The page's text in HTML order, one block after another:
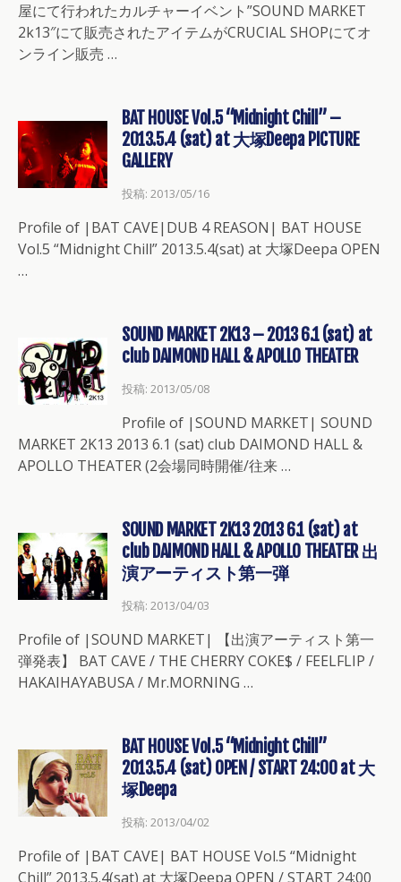
屋にて行われたカルチャーイベント”SOUND MARKET
2k13″にて販売されたアイテムがCRUCIAL SHOPにてオ
ンライン販売 …
BAT HOUSE Vol.5 “Midnight Chill” –
2013.5.4 (sat) at 大塚Deepa PICTURE
GALLERY
投稿: 2013/05/16
Profile of |BAT CAVE|DUB 4 REASON| BAT HOUSE
Vol.5 “Midnight Chill” 2013.5.4(sat) at 大塚Deepa OPEN
…
SOUND MARKET 2K13 – 2013 6.1 (sat) at
club DAIMOND HALL & APOLLO THEATER
投稿: 2013/05/08
Profile of |SOUND MARKET| SOUND
MARKET 2K13 2013 6.1 (sat) club DAIMOND HALL &
APOLLO THEATER (2会場同時開催/往来 …
SOUND MARKET 2K13 2013 6.1 (sat) at
club DAIMOND HALL & APOLLO THEATER 出
演アーティスト第一弾
投稿: 2013/04/03
Profile of |SOUND MARKET| 【出演アーティスト第一
弾発表】 BAT CAVE / THE CHERRY COKE$ / FEELFLIP /
HAKAIHAYABUSA / Mr.MORNING …
BAT HOUSE Vol.5 “Midnight Chill”
2013.5.4 (sat) OPEN / START 24:00 at 大
塚Deepa
投稿: 2013/04/02
Profile of |BAT CAVE| BAT HOUSE Vol.5 “Midnight
Chill” 2013.5.4(sat) at 大塚Deepa OPEN / START 24:00